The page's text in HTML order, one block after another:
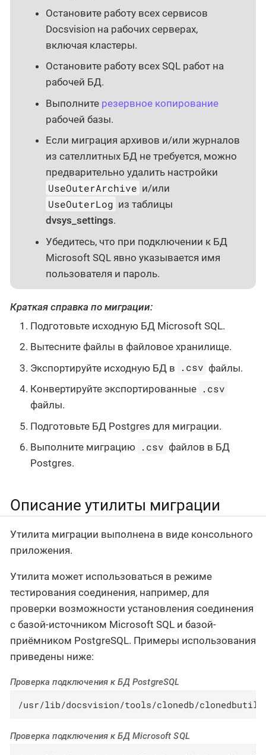
Остановите работу всех сервисов
Docsvision на рабочих серверах,
включая кластеры.
Остановите работу всех SQL работ на
рабочей БД.
Выполните резервное копирование
рабочей базы.
Если миграция архивов и/или журналов
из сателлитных БД не требуется, можно
предварительно удалить настройки
UseOuterArchive и/или
UseOuterLog из таблицы
dvsys_settings.
Убедитесь, что при подключении к БД
Microsoft SQL явно указывается имя
пользователя и пароль.
Краткая справка по миграции:
Подготовьте исходную БД Microsoft SQL.
Вытесните файлы в файловое хранилище.
Экспортируйте исходную БД в
.csv файлы.
Конвертируйте экспортированные .csv
файлы.
Подготовьте БД Postgres для миграции.
Выполните миграцию .csv файлов в БД
Postgres.
Описание утилиты миграции
Утилита миграции выполнена в виде консольного
приложения.
Утилита может использоваться в режиме
тестирования соединения, например, для
проверки возможности установления соединения
с базой-источником Microsoft SQL и базой-
приёмником PostgreSQL. Примеры использования
приведены ниже:
Проверка подключения к БД PostgreSQL
/usr/lib/docsvision/tools/clonedb/clonedbutil
Проверка подключения к БД Microsoft SQL